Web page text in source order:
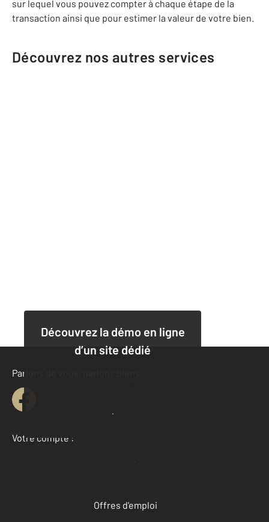
sur lequel vous pouvez compter à chaque étape de la
transaction ainsi que pour estimer la valeur de votre bien.
Découvrez nos autres services
Découvrez la démo en ligne
d’un site dédié
Site dédié pour un appartement
Site dédié pour une maison
Parlons de vous, parlons biens
Votre compte :
Accéder à mon compte
Offres d'emploi